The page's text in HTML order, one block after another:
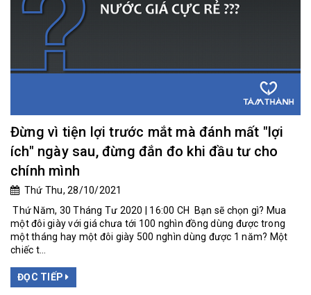
Đừng vì tiện lợi trước mắt mà đánh mất "lợi
ích" ngày sau, đừng đắn đo khi đầu tư cho
chính mình
Thứ Thu, 28/10/2021
Thứ Năm, 30 Tháng Tư 2020 | 16:00 CH Bạn sẽ chọn gì? Mua
một đôi giày với giá chưa tới 100 nghìn đồng dùng được trong
một tháng hay một đôi giày 500 nghìn dùng được 1 năm? Một
chiếc t...
ĐỌC TIẾP